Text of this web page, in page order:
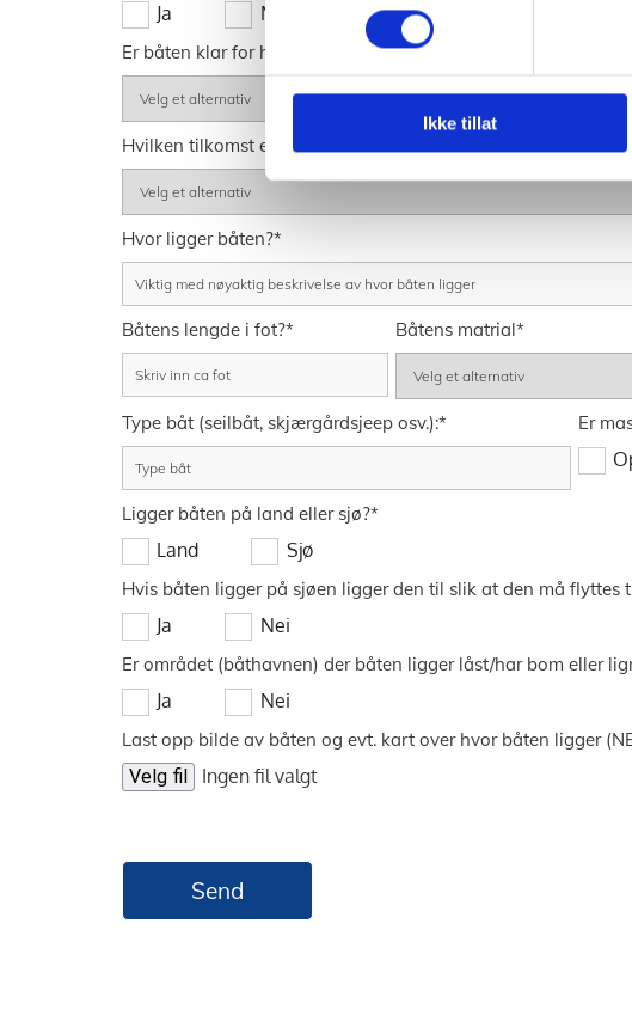
Ikke tillat
Ja Nei
Er båten klar for henting dvs tømt for søppel som ikke
Hvilken tilkomst er det for henting av båten? *
Hvor ligger båten?*
Båtens lengde i fot?* Båtens matrial*
Type båt (seilbåt, skjærgårdsjeep osv.):* Er
Ligger båten på land eller sjø?*
Land Sjø
Hvis båten ligger på sjøen ligger den til slik at den må
Ja Nei
Er området (båthavnen) der båten ligger låst/har bom eller
Ja Nei
Last opp bilde av båten og evt. kart over hvor båten ligger
Velg fil
Ingen fil valgt